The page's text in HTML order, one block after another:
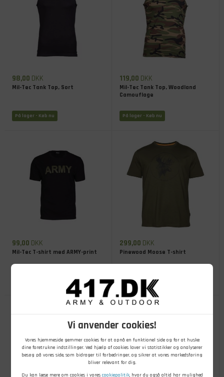
Vi anvender cookies!
Vores hjemmeside gemmer cookies for at opnå en funktionel side og for at huske
dine foretrukne indstillinger. Ved hjælp af cookies laver vi statistikker og analyserer
besøg på vores side, som bidrager til forbedringer, og sikrer at vores markedsføring
bliver relevant for dig.
Du kan læse mere om cookies i vores cookiepolitik, hvor du også altid har mulighed
98,00 DKK
Mil-Tec Tank Top, Sort
På lager - Køb nu
119,00 DKK
Mil-Tec Tank Top, Woodland
Camouflage
På lager - Køb nu
99,00 DKK
Mil-Tec T-shirt med ARMY-print
299,00 DKK
Pinewood Moose T-shirt
På lager- Køb nu